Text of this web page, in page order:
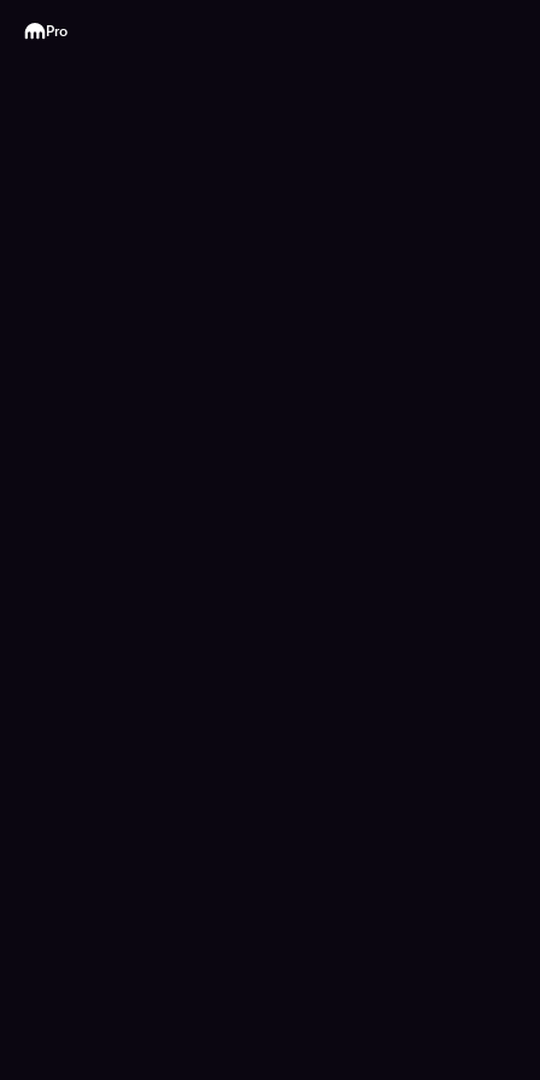
Kraken
Pro